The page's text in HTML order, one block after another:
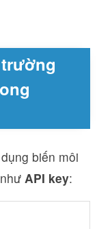
biến môi
API key: